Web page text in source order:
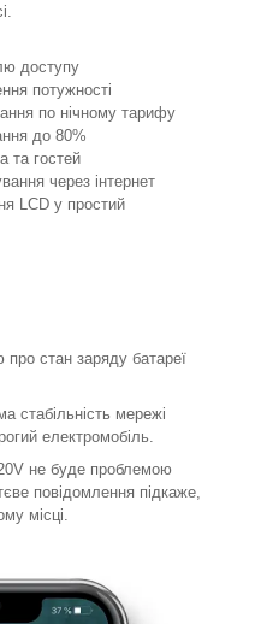
потужності
нічному тарифу
до 80%
гостей
через інтернет
у простий
стан заряду батареї
стабільність мережі
електромобіль.
не буде проблемою
повідомлення підкаже,
місці.